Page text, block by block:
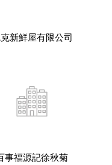
新鮮屋有限公司
事福源記徐秋菊